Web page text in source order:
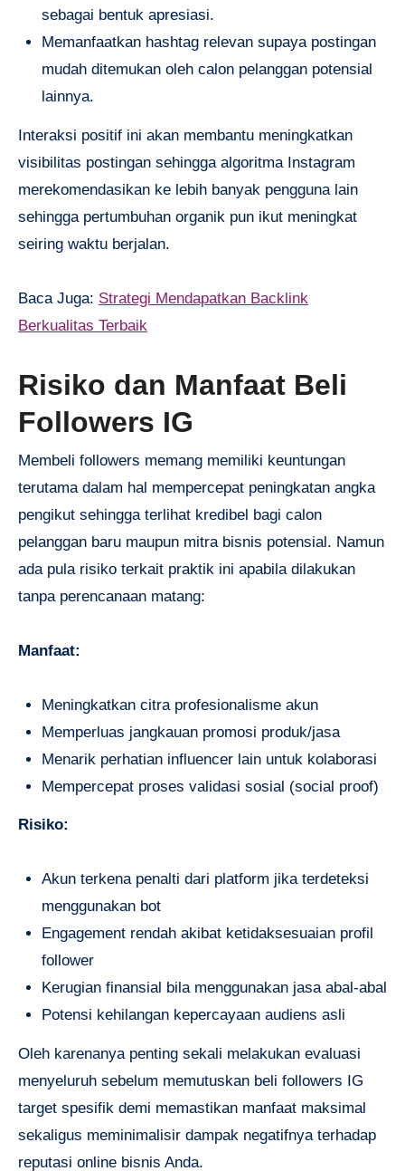
sebagai bentuk apresiasi.
Memanfaatkan hashtag relevan supaya postingan
mudah ditemukan oleh calon pelanggan potensial
lainnya.
Interaksi positif ini akan membantu meningkatkan
visibilitas postingan sehingga algoritma Instagram
merekomendasikan ke lebih banyak pengguna lain
sehingga pertumbuhan organik pun ikut meningkat
seiring waktu berjalan.
Baca Juga: Strategi Mendapatkan Backlink
Berkualitas Terbaik
Risiko dan Manfaat Beli
Followers IG
Membeli followers memang memiliki keuntungan
terutama dalam hal mempercepat peningkatan angka
pengikut sehingga terlihat kredibel bagi calon
pelanggan baru maupun mitra bisnis potensial. Namun
ada pula risiko terkait praktik ini apabila dilakukan
tanpa perencanaan matang:
Manfaat:
Meningkatkan citra profesionalisme akun
Memperluas jangkauan promosi produk/jasa
Menarik perhatian influencer lain untuk kolaborasi
Mempercepat proses validasi sosial (social proof)
Risiko:
Akun terkena penalti dari platform jika terdeteksi
menggunakan bot
Engagement rendah akibat ketidaksesuaian profil
follower
Kerugian finansial bila menggunakan jasa abal-abal
Potensi kehilangan kepercayaan audiens asli
Oleh karenanya penting sekali melakukan evaluasi
menyeluruh sebelum memutuskan beli followers IG
target spesifik demi memastikan manfaat maksimal
sekaligus meminimalisir dampak negatifnya terhadap
reputasi online bisnis Anda.